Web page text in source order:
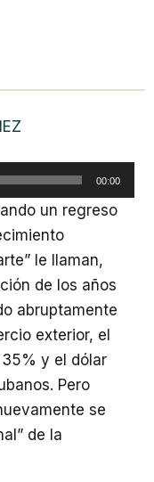
00:00
un regreso
le llaman,
de los años
abruptamente
exterior, el
y el dólar
Pero
se
de la